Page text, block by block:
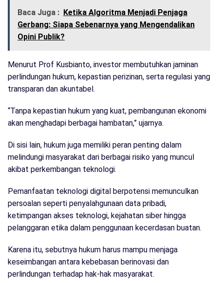
Baca Juga : Ketika Algoritma Menjadi Penjaga
Gerbang: Siapa Sebenarnya yang Mengendalikan
Opini Publik?
Menurut Prof Kusbianto, investor membutuhkan jaminan
perlindungan hukum, kepastian perizinan, serta regulasi yang
transparan dan akuntabel.
“Tanpa kepastian hukum yang kuat, pembangunan ekonomi
akan menghadapi berbagai hambatan,” ujarnya.
Di sisi lain, hukum juga memiliki peran penting dalam
melindungi masyarakat dari berbagai risiko yang muncul
akibat perkembangan teknologi.
Pemanfaatan teknologi digital berpotensi memunculkan
persoalan seperti penyalahgunaan data pribadi,
ketimpangan akses teknologi, kejahatan siber hingga
pelanggaran etika dalam penggunaan kecerdasan buatan.
Karena itu, sebutnya hukum harus mampu menjaga
keseimbangan antara kebebasan berinovasi dan
perlindungan terhadap hak-hak masyarakat.